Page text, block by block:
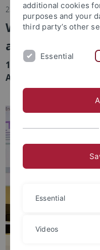
23.10.2024
Wirtschaftliche
auch in Caritas
11. Symposion der
Arbeitsrecht
additional cookies
purposes and your
third party’s other
Essential
Essential
Videos